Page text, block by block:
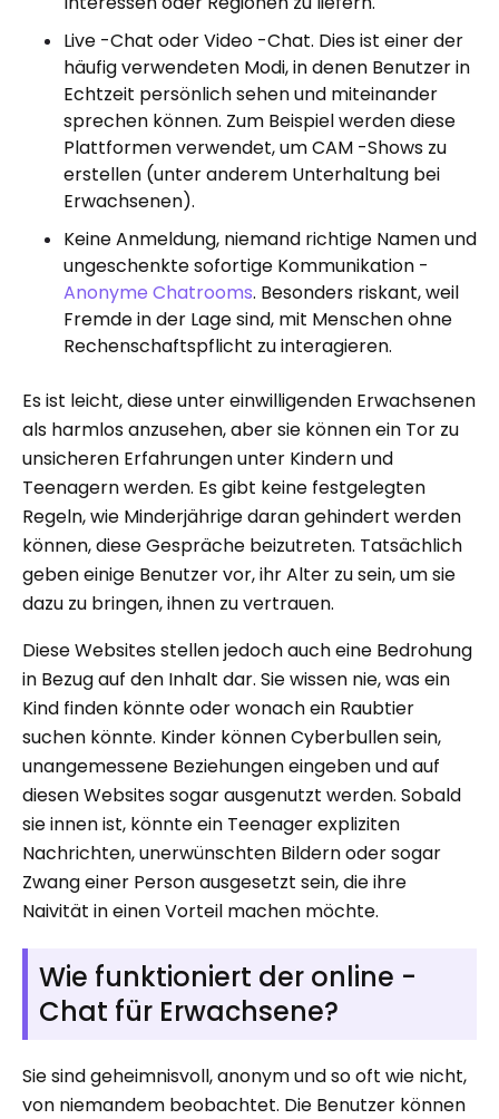
Live -Chat oder Video -Chat. Dies ist einer der
häufig verwendeten Modi, in denen Benutzer in
Echtzeit persönlich sehen und miteinander
sprechen können. Zum Beispiel werden diese
Plattformen verwendet, um CAM -Shows zu
erstellen (unter anderem Unterhaltung bei
Erwachsenen).
Keine Anmeldung, niemand richtige Namen und
ungeschenkte sofortige Kommunikation -
Anonyme Chatrooms. Besonders riskant, weil
Fremde in der Lage sind, mit Menschen ohne
Rechenschaftspflicht zu interagieren.
Es ist leicht, diese unter einwilligenden Erwachsenen
als harmlos anzusehen, aber sie können ein Tor zu
unsicheren Erfahrungen unter Kindern und
Teenagern werden. Es gibt keine festgelegten
Regeln, wie Minderjährige daran gehindert werden
können, diese Gespräche beizutreten. Tatsächlich
geben einige Benutzer vor, ihr Alter zu sein, um sie
dazu zu bringen, ihnen zu vertrauen.
Diese Websites stellen jedoch auch eine Bedrohung
in Bezug auf den Inhalt dar. Sie wissen nie, was ein
Kind finden könnte oder wonach ein Raubtier
suchen könnte. Kinder können Cyberbullen sein,
unangemessene Beziehungen eingeben und auf
diesen Websites sogar ausgenutzt werden. Sobald
sie innen ist, könnte ein Teenager expliziten
Nachrichten, unerwünschten Bildern oder sogar
Zwang einer Person ausgesetzt sein, die ihre
Naivität in einen Vorteil machen möchte.
Wie funktioniert der online -
Chat für Erwachsene?
Sie sind geheimnisvoll, anonym und so oft wie nicht,
von niemandem beobachtet. Die Benutzer können